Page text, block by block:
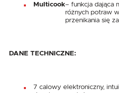
Multicook– funkcja dająca
różnych potraw
przenikania się
DANE TECHNICZNE:
7 calowy elektroniczny,